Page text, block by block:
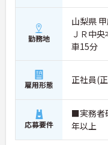
勤務地
山梨県
ＪＲ中
車15分
雇用形態 正社員(
応募要件
■実務者
年以上